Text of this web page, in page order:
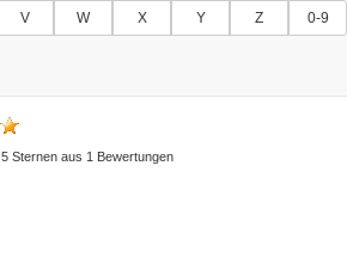
V W X Y Z 0-9
5Sternen aus 1 Bewertungen